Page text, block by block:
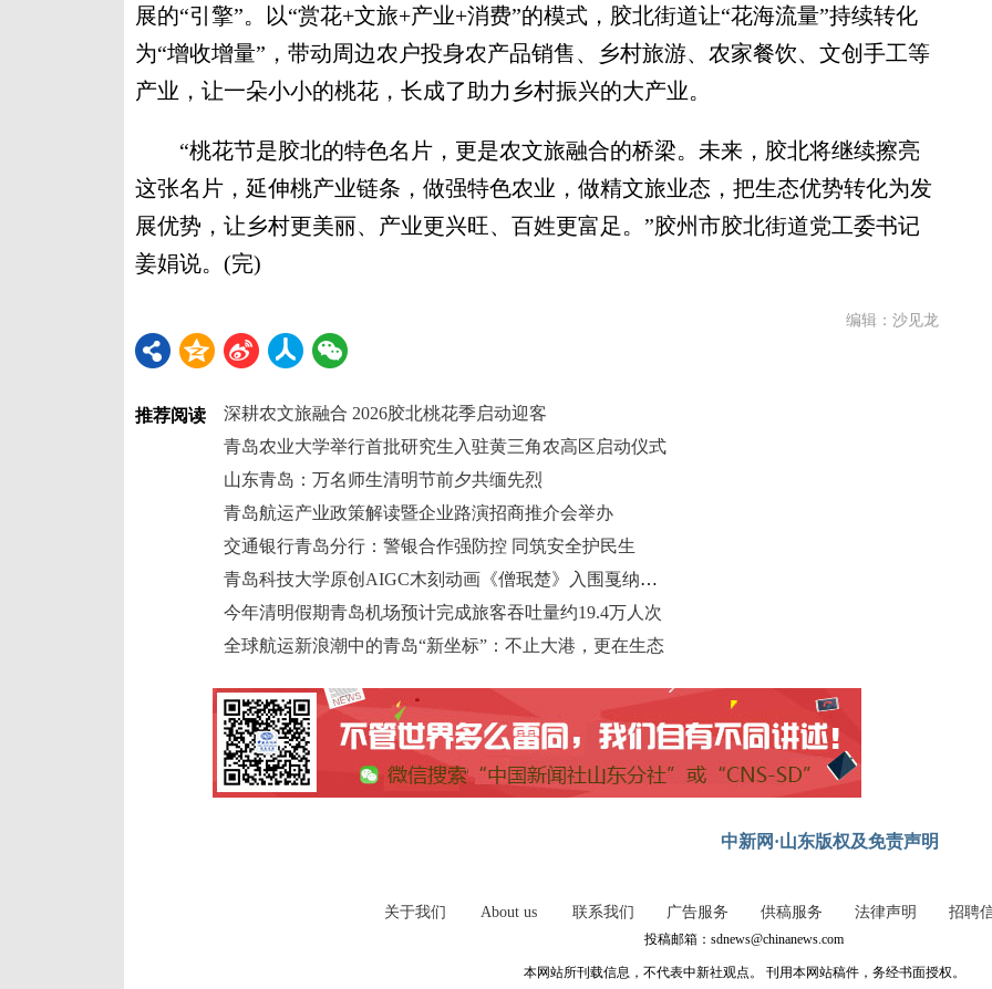
展的“引擎”。以“赏花+文旅+产业+消费”的模式，胶北街道让“花海流量”持续转化
为“增收增量”，带动周边农户投身农产品销售、乡村旅游、农家餐饮、文创手工等
产业，让一朵小小的桃花，长成了助力乡村振兴的大产业。
“桃花节是胶北的特色名片，更是农文旅融合的桥梁。未来，胶北将继续擦亮
这张名片，延伸桃产业链条，做强特色农业，做精文旅业态，把生态优势转化为发
展优势，让乡村更美丽、产业更兴旺、百姓更富足。”胶州市胶北街道党工委书记
姜娟说。(完)
编辑：沙见龙
推荐阅读
深耕农文旅融合 2026胶北桃花季启动迎客
青岛农业大学举行首批研究生入驻黄三角农高区启动仪式
山东青岛：万名师生清明节前夕共缅先烈
青岛航运产业政策解读暨企业路演招商推介会举办
交通银行青岛分行：警银合作强防控 同筑安全护民生
青岛科技大学原创AIGC木刻动画《僧珉楚》入围戛纳人工智能电影奖
今年清明假期青岛机场预计完成旅客吞吐量约19.4万人次
全球航运新浪潮中的青岛“新坐标”：不止大港，更在生态
中新网·山东版权及免责声明
关于我们 About us 联系我们 广告服务 供稿服务 法律声明 招聘
投稿邮箱：sdnews@chinanews.com
本网站所刊载信息，不代表中新社观点。 刊用本网站稿件，务经书面授权。